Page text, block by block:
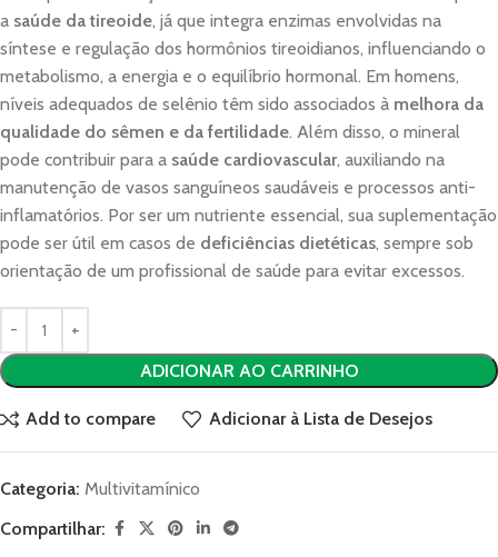
a saúde da tireoide, já que integra enzimas envolvidas na
síntese e regulação dos hormônios tireoidianos, influenciando o
metabolismo, a energia e o equilíbrio hormonal. Em homens,
níveis adequados de selênio têm sido associados à melhora da
qualidade do sêmen e da fertilidade. Além disso, o mineral
pode contribuir para a saúde cardiovascular, auxiliando na
manutenção de vasos sanguíneos saudáveis e processos anti-
inflamatórios. Por ser um nutriente essencial, sua suplementação
pode ser útil em casos de deficiências dietéticas, sempre sob
orientação de um profissional de saúde para evitar excessos.
ADICIONAR AO CARRINHO
Add to compare Adicionar à Lista de Desejos
Categoria: Multivitamínico
Compartilhar: